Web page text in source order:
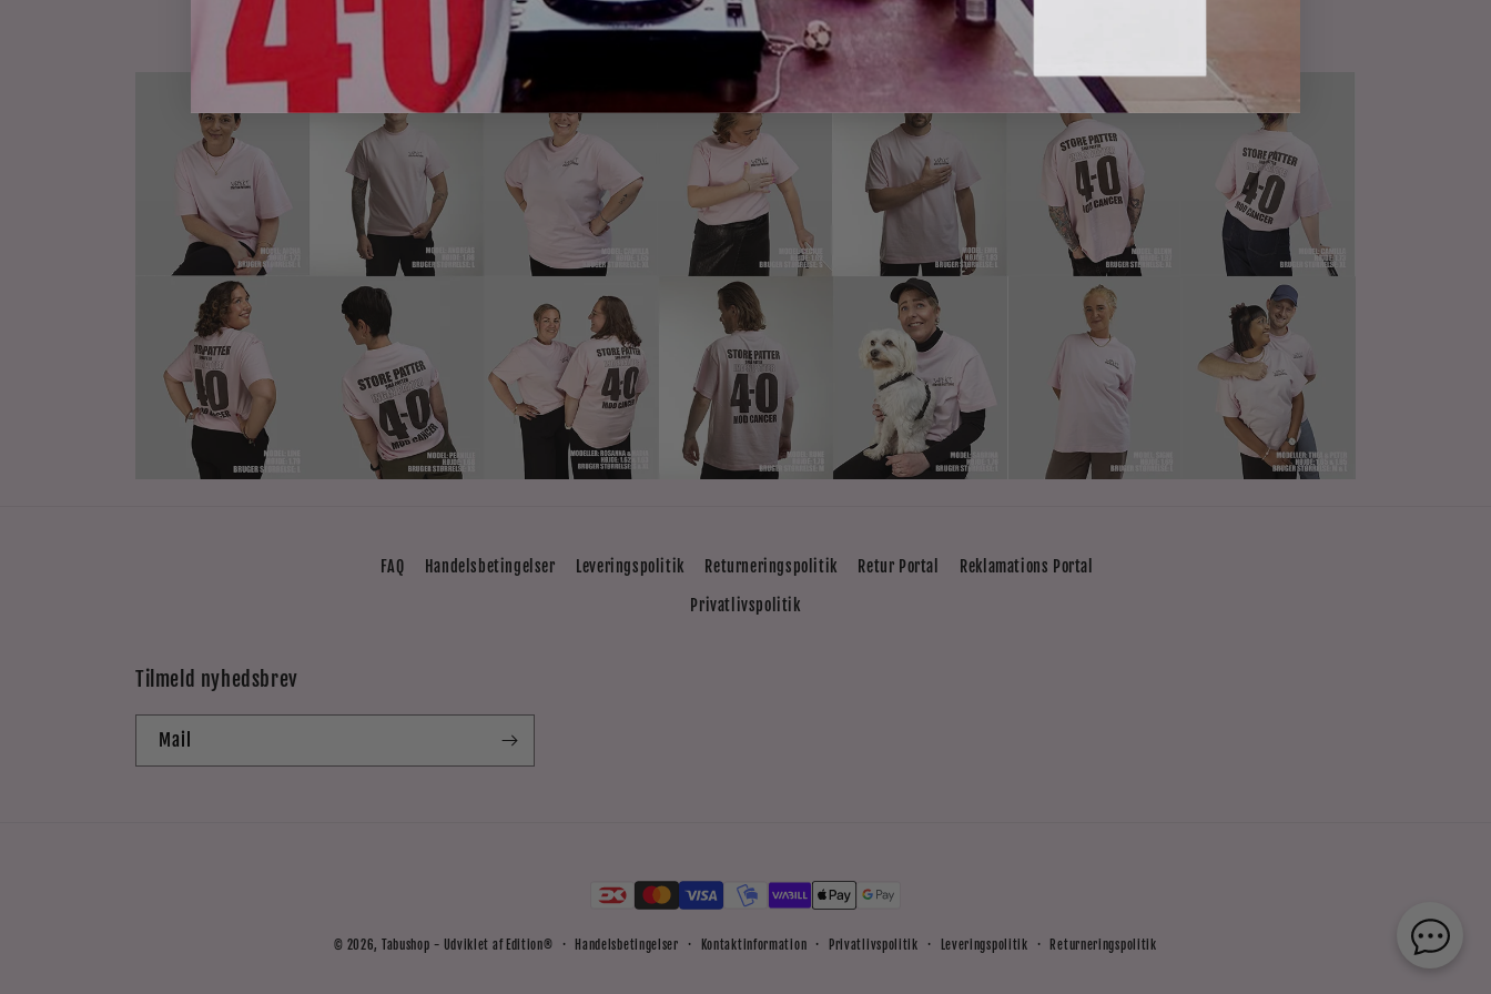
FAQ Handelsbetingelser Leveringspolitik Returneringspolitik Retur Portal Reklamations Portal
Privatlivspolitik
Tilmeld nyhedsbrev
Mail
Betalingsmetoder
© 2026, Tabushop - Udviklet af Edition® Handelsbetingelser Kontaktinformation Privatlivspolitik Leveringspolitik Returneringspolitik